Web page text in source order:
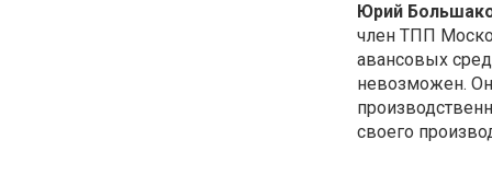
Юрий
член ТПП
авансовых
невозможен.
своего